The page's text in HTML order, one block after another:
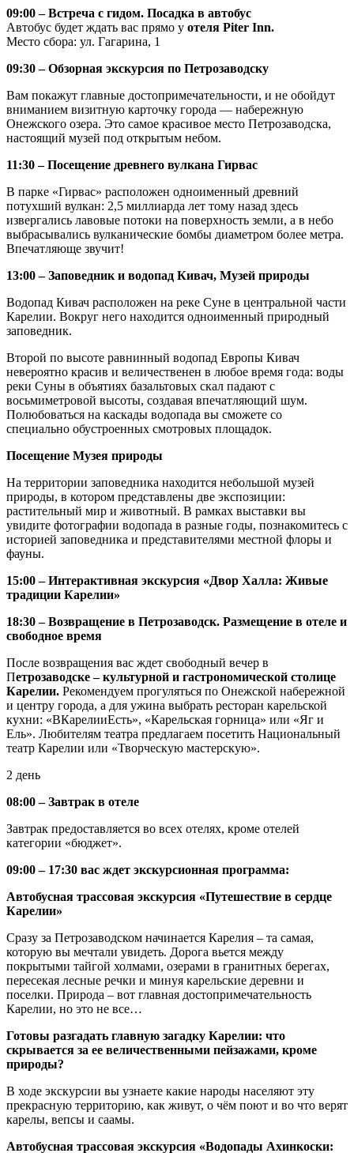
09:00 – Встреча с гидом. Посадка в автобус
Автобус будет ждать вас прямо у отеля Piter Inn.
Место сбора: ул. Гагарина, 1
09:30 – Обзорная экскурсия по Петрозаводску
Вам покажут главные достопримечательности, и не обойдут
вниманием визитную карточку города — набережную
Онежского озера. Это самое красивое место Петрозаводска,
настоящий музей под открытым небом.
11:30 – Посещение древнего вулкана Гирвас
В парке «Гирвас» расположен одноименный древний
потухший вулкан: 2,5 миллиарда лет тому назад здесь
извергались лавовые потоки на поверхность земли, а в небо
выбрасывались вулканические бомбы диаметром более метра.
Впечатляюще звучит!
13:00 – Заповедник и водопад Кивач, Музей природы
Водопад Кивач расположен на реке Суне в центральной части
Карелии. Вокруг него находится одноименный природный
заповедник.
Второй по высоте равнинный водопад Европы Кивач
невероятно красив и величественен в любое время года: воды
реки Суны в объятиях базальтовых скал падают с
восьмиметровой высоты, создавая впечатляющий шум.
Полюбоваться на каскады водопада вы сможете со
специально обустроенных смотровых площадок.
Посещение Музея природы
На территории заповедника находится небольшой музей
природы, в котором представлены две экспозиции:
растительный мир и животный. В рамках выставки вы
увидите фотографии водопада в разные годы, познакомитесь с
историей заповедника и представителями местной флоры и
фауны.
15:00 – Интерактивная экскурсия «Двор Халла: Живые
традиции Карелии»
18:30 – Возвращение в Петрозаводск. Размещение в отеле и
свободное время
После возвращения вас ждет свободный вечер в
Петрозаводске – культурной и гастрономической столице
Карелии. Рекомендуем прогуляться по Онежской набережной
и центру города, а для ужина выбрать ресторан карельской
кухни: «ВКарелииЕсть», «Карельская горница» или «Яг и
Ель». Любителям театра предлагаем посетить Национальный
театр Карелии или «Творческую мастерскую».
2 день
08:00 – Завтрак в отеле
Завтрак предоставляется во всех отелях, кроме отелей
категории «бюджет».
09:00 – 17:30 вас ждет экскурсионная программа:
Автобусная трассовая экскурсия «Путешествие в сердце
Карелии»
Сразу за Петрозаводском начинается Карелия – та самая,
которую вы мечтали увидеть. Дорога вьется между
покрытыми тайгой холмами, озерами в гранитных берегах,
пересекая лесные речки и минуя карельские деревни и
поселки. Природа – вот главная достопримечательность
Карелии, но это не все…
Готовы разгадать главную загадку Карелии: что
скрывается за ее величественными пейзажами, кроме
природы?
В ходе экскурсии вы узнаете какие народы населяют эту
прекрасную территорию, как живут, о чём поют и во что верят
карелы, вепсы и саамы.
Автобусная трассовая экскурсия «Водопады Ахинкоски: